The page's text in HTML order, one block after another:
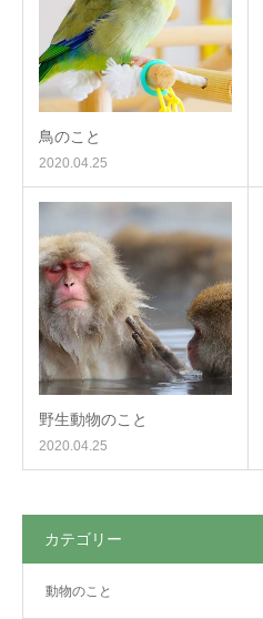
鳥のこと
2020.04.25
野生動物のこと
2020.04.25
カテゴリー
動物のこと